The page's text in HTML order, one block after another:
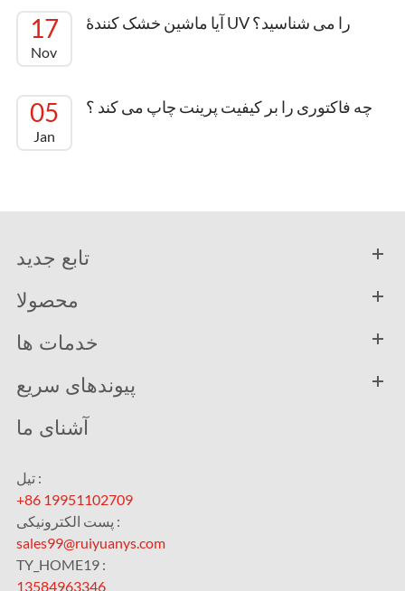
17
Nov
آیا ماشین خشک کنندۀ UV را می شناسید؟
05
Jan
چه فاکتوری را بر کیفیت پرینت چاپ می کند ؟
تابع جدید
محصولا
خدمات ها
پیوندهای سریع
آشنای ما
تیل :
+86 19951102709
پست الکترونیکی :
sales99@ruiyuanys.com
TY_HOME19 :
13584963346